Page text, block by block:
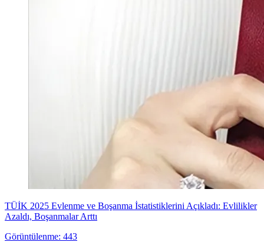
TÜİK 2025 Evlenme ve Boşanma İstatistiklerini Açıkladı: Evlilikler
Azaldı, Boşanmalar Arttı
Görüntülenme: 443